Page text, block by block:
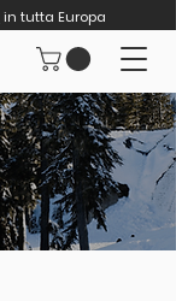
in tutta Europa